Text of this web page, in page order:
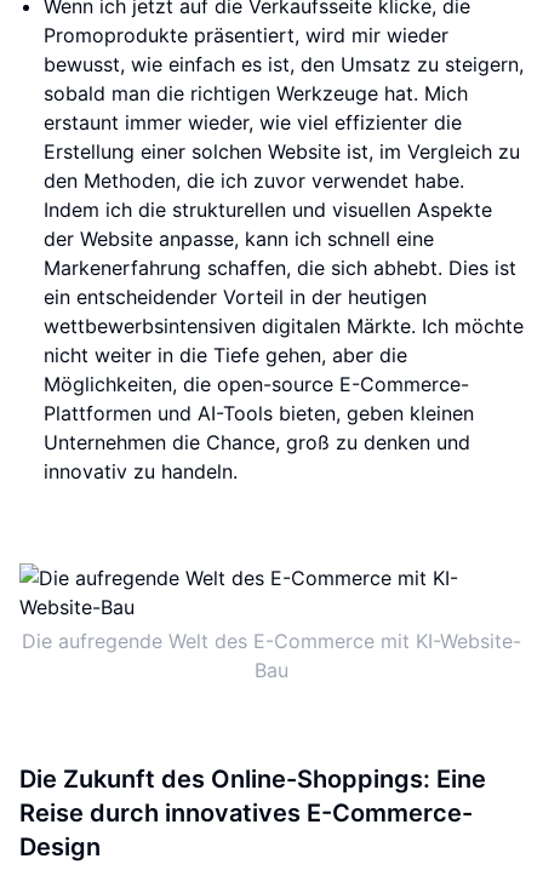
Wenn ich jetzt auf die Verkaufsseite klicke, die
Promoprodukte präsentiert, wird mir wieder
bewusst, wie einfach es ist, den Umsatz zu steigern,
sobald man die richtigen Werkzeuge hat. Mich
erstaunt immer wieder, wie viel effizienter die
Erstellung einer solchen Website ist, im Vergleich zu
den Methoden, die ich zuvor verwendet habe.
Indem ich die strukturellen und visuellen Aspekte
der Website anpasse, kann ich schnell eine
Markenerfahrung schaffen, die sich abhebt. Dies ist
ein entscheidender Vorteil in der heutigen
wettbewerbsintensiven digitalen Märkte. Ich möchte
nicht weiter in die Tiefe gehen, aber die
Möglichkeiten, die open-source E-Commerce-
Plattformen und AI-Tools bieten, geben kleinen
Unternehmen die Chance, groß zu denken und
innovativ zu handeln.
Die aufregende Welt des E-Commerce mit KI-Website-
Bau
Die Zukunft des Online-Shoppings: Eine
Reise durch innovatives E-Commerce-
Design